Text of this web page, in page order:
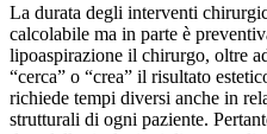
La durata degli interventi
calcolabile ma in parte è
lipoaspirazione il chirurgo, oltre
“cerca” o “crea” il risultato
richiede tempi diversi anche in
strutturali di ogni paziente.